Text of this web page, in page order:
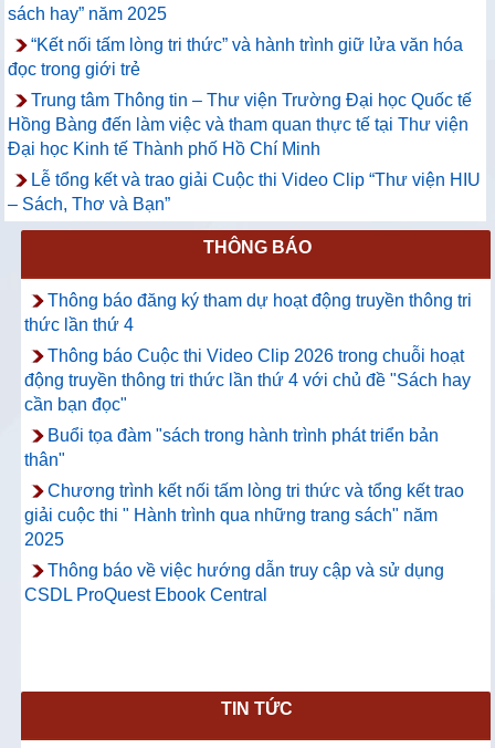
sách hay” năm 2025
“Kết nối tấm lòng tri thức” và hành trình giữ lửa văn hóa
đọc trong giới trẻ
Trung tâm Thông tin – Thư viện Trường Đại học Quốc tế
Hồng Bàng đến làm việc và tham quan thực tế tại Thư viện
Đại học Kinh tế Thành phố Hồ Chí Minh
Lễ tổng kết và trao giải Cuộc thi Video Clip “Thư viện HIU
– Sách, Thơ và Bạn”
THÔNG BÁO
Thông báo đăng ký tham dự hoạt động truyền thông tri
thức lần thứ 4
Thông báo Cuộc thi Video Clip 2026 trong chuỗi hoạt
động truyền thông tri thức lần thứ 4 với chủ đề "Sách hay
cần bạn đọc"
Buổi tọa đàm "sách trong hành trình phát triển bản
thân"
Chương trình kết nối tấm lòng tri thức và tổng kết trao
giải cuộc thi " Hành trình qua những trang sách" năm
2025
Thông báo về việc hướng dẫn truy cập và sử dụng
CSDL ProQuest Ebook Central
TIN TỨC